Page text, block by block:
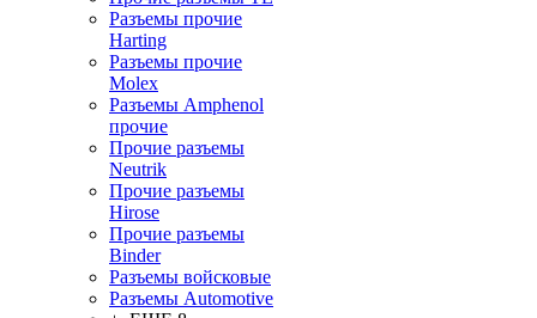
Разъемы прочие
Harting
Разъемы прочие
Molex
Разъемы Amphenol
прочие
Прочие разъемы
Neutrik
Прочие разъемы
Hirose
Прочие разъемы
Binder
Разъемы войсковые
Разъeмы Automotive